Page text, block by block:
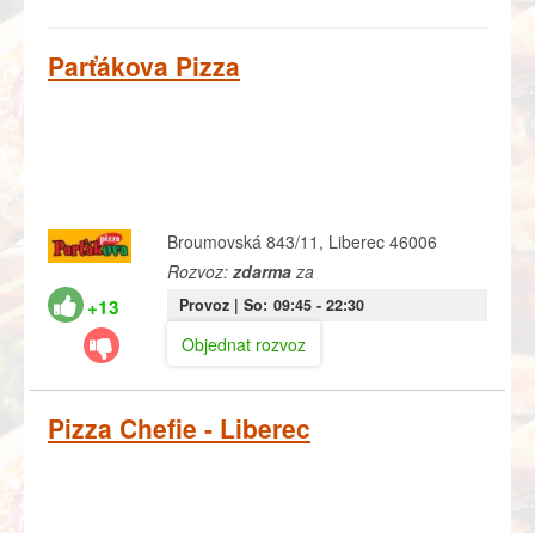
Parťákova Pizza
+13
Broumovská 843/11, Liberec 46006
Rozvoz:zdarmaza
Provoz | So: 09:45- 22:30
Objednat rozvoz
Pizza Chefie - Liberec